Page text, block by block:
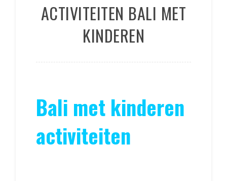
ACTIVITEITEN BALI MET
KINDEREN
Bali met kinderen
activiteiten